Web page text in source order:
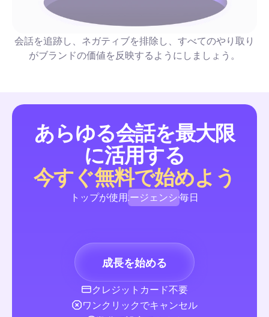
再現性のあるソーシャルオートメーション戦術を提供するトッ
ースレターの厳選リスト—DMファネル、コメント返信、モデ
ン—が、読書時間、コスト/頻度、およびオートメーションの
グ付けされています。各おすすめには、今週実行できる1〜2ス
のワークフローが含まれています。
UGCコンテンツ：2026年のマーケター向けエンゲー
トを拡大する完全自動化プレイブック
自動化を最優先にした初心者向けガイドには、すぐに使えるコ
→DMフロー、モデレーションと権利に関するプレイブック、
テンプレート、そしてKPIダッシュボードが含まれています。
材を雇うことなく、UGCキャンペーンを迅速かつ安全に開始・
YouTubeクリエイタースタジオ：クリエイター向け
全ガイド。モデレーション、スケジューリング、チー
会話を追跡し、ネガティブを排除し、すべてのやり取り
がブランドの価値を反映するようにしましょう。
あらゆる会話を最大限
に活用する
今すぐ無料で始めよう
トップが使用
エージェンシー
クリエイター
エージェンシー毎日
成長を始める
クレジットカード不要
ワンクリックでキャンセル